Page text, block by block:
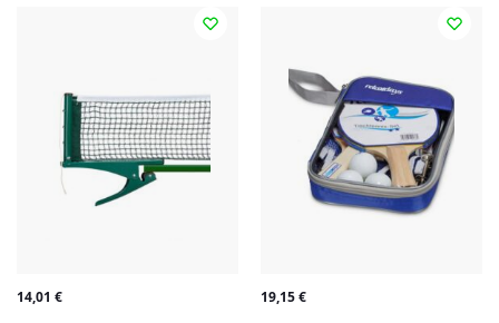
14,01 € 19,15€